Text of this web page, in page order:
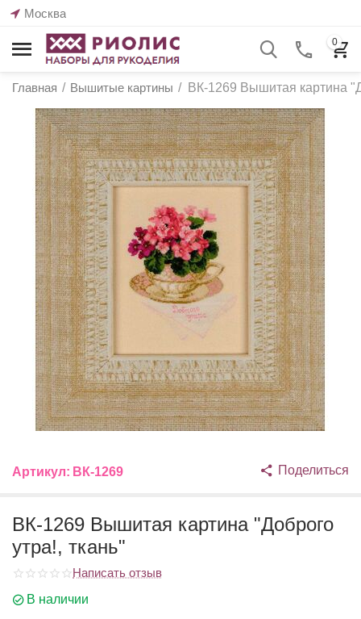
Москва
0
Главная / Вышитые картины / ВК-1269 Вышитая картина
Артикул: ВК-1269 Поделиться
ВК-1269 Вышитая картина "Доброго
утра!, ткань"
Написать отзыв
В наличии